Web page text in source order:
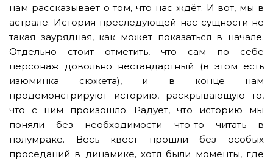
нам рассказывает о том, что нас ждёт. И вот, мы в
астрале. История преследующей нас сущности не
такая заурядная, как может показаться в начале.
Отдельно стоит отметить, что сам по себе
персонаж довольно нестандартный (в этом есть
изюминка сюжета), и в конце нам
продемонстрируют историю, раскрывающую то,
что с ним произошло. Радует, что историю мы
поняли без необходимости что-то читать в
полумраке. Весь квест прошли без особых
проседаний в динамике, хотя были моменты, где